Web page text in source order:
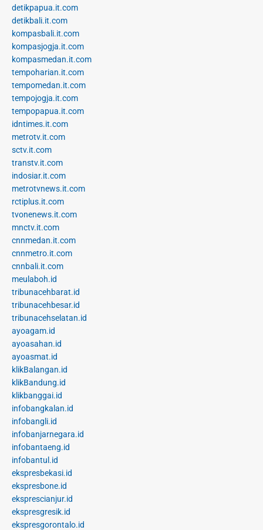
detikpapua.it.com
detikbali.it.com
kompasbali.it.com
kompasjogja.it.com
kompasmedan.it.com
tempoharian.it.com
tempomedan.it.com
tempojogja.it.com
tempopapua.it.com
idntimes.it.com
metrotv.it.com
sctv.it.com
transtv.it.com
indosiar.it.com
metrotvnews.it.com
rctiplus.it.com
tvonenews.it.com
mnctv.it.com
cnnmedan.it.com
cnnmetro.it.com
cnnbali.it.com
meulaboh.id
tribunacehbarat.id
tribunacehbesar.id
tribunacehselatan.id
ayoagam.id
ayoasahan.id
ayoasmat.id
klikBalangan.id
klikBandung.id
klikbanggai.id
infobangkalan.id
infobangli.id
infobanjarnegara.id
infobantaeng.id
infobantul.id
ekspresbekasi.id
ekspresbone.id
eksprescianjur.id
ekspresgresik.id
ekspresgorontalo.id